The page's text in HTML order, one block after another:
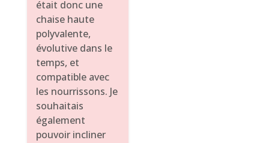
était donc une
chaise haute
polyvalente,
évolutive dans le
temps, et
compatible avec
les nourrissons. Je
souhaitais
également
pouvoir incliner